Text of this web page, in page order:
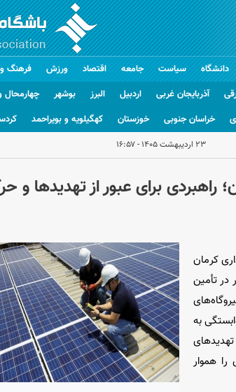
دانشگاه سیاست جامعه اقتصاد ورزش فرهنگ
آذربایجان غربی اردبیل البرز بوشهر چهارمحال
خراسان جنوبی خوزستان کهگیلویه و بویراحمد
۲۳ اردیبهشت ۱۴۰۵ - ۱۶:۵۷
راهبردی برای عبور از تهدیدها و
کرمان
در تأمین
به
هموار